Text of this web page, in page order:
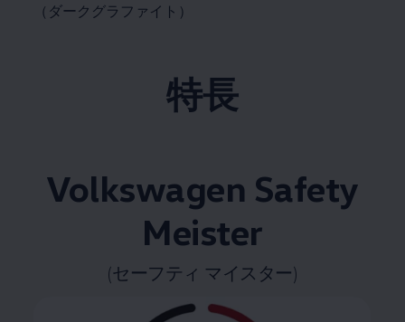
（ダークグラファイト）
特長
Volkswagen Safety
Meister
(セーフティ マイスター)